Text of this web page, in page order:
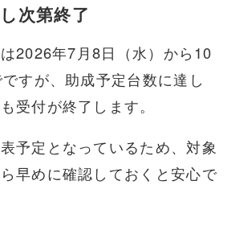
次第終了
2026年7月8日（水）から10
すが、助成予定台数に達し
受付が終了します。
予定となっているため、対象
早めに確認しておくと安心で